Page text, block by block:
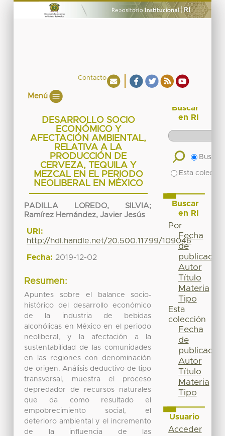
Contacto
Menú
DESARROLLO SOCIO
ECONÓMICO Y
AFECTACIÓN AMBIENTAL,
RELATIVA A LA
PRODUCCIÓN DE
CERVEZA, TEQUILA Y
MEZCAL EN EL PERIODO
NEOLIBERAL EN MÉXICO
PADILLA LOREDO, SILVIA;
Ramírez Hernández, Javier Jesús
URI:
http://hdl.handle.net/20.500.11799/109046
Fecha: 2019-12-02
Resumen:
Apuntes sobre el balance socio-
histórico del desarrollo económico
de la industria de bebidas
alcohólicas en México en el periodo
neoliberal, y la afectación a la
sustentabilidad de las comunidades
en las regiones con denominación
de origen. Análisis deductivo de tipo
transversal, muestra el proceso
depredador de recursos naturales
que da como resultado el
empobrecimiento social, el
deterioro ambiental y el incremento
de la influencia de las
Buscar
en RI
Buscar
Esta
Buscar
en RI
Por
Fecha
de
publicación
Autor
Título
Materia
Tipo
Esta
colección
Fecha
de
publicación
Autor
Título
Materia
Tipo
Usuario
Acceder